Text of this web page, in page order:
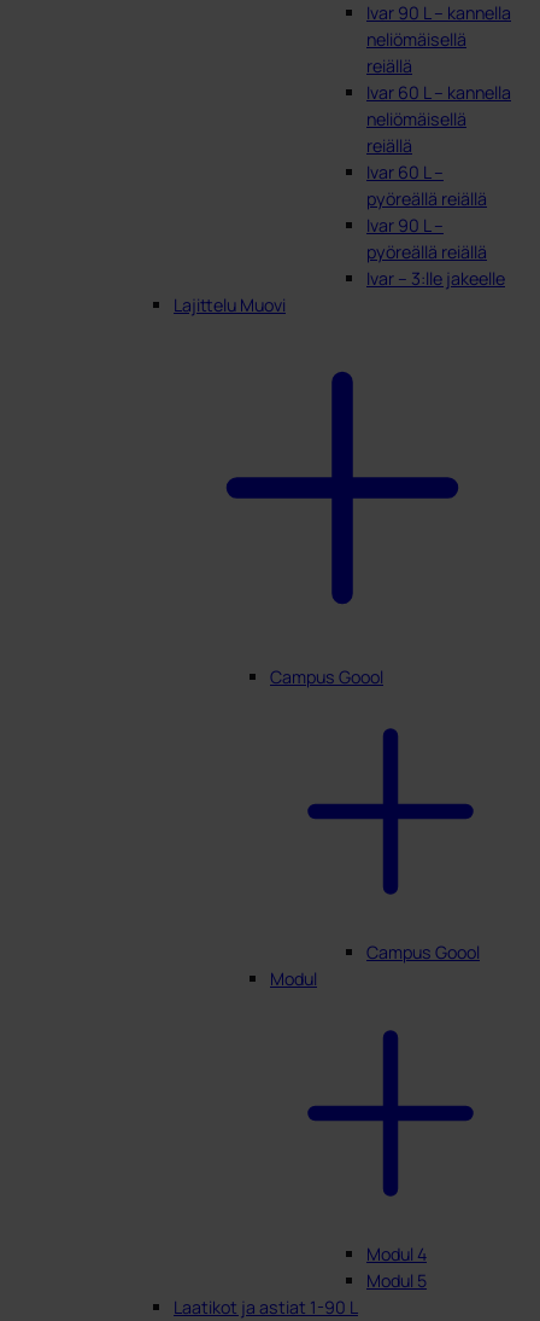
Ivar 90 L – kannella
neliömäisellä
reiällä
Ivar 60 L – kannella
neliömäisellä
reiällä
Ivar 60 L –
pyöreällä reiällä
Ivar 90 L –
pyöreällä reiällä
Ivar – 3:lle jakeelle
Lajittelu Muovi
Campus Goool
Campus Goool
Modul
Modul 4
Modul 5
Laatikot ja astiat 1-90 L